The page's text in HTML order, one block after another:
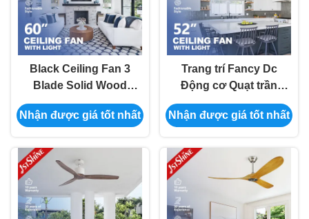
Black Ceiling Fan 3
Blade Solid Wood
Blade Động cơ DC
tốc độ cao, tiếng ồn
Nhận được giá tốt nhất
Trang trí Fancy Dc
Động cơ Quạt trần
điều khiển từ xa im
lặng Đèn Led CE SAA
Nhận được giá tốt nhất